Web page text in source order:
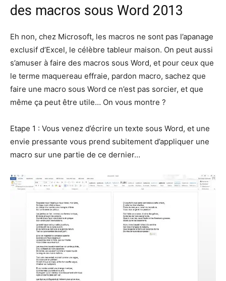
des macros sous Word 2013
Eh non, chez Microsoft, les macros ne sont pas l’apanage
exclusif d’Excel, le célèbre tableur maison. On peut aussi
s’amuser à faire des macros sous Word, et pour ceux que
le terme maquereau effraie, pardon macro, sachez que
faire une macro sous Word ce n’est pas sorcier, et que
même ça peut être utile… On vous montre ?
Etape 1 : Vous venez d’écrire un texte sous Word, et une
envie pressante vous prend subitement d’appliquer une
macro sur une partie de ce dernier…